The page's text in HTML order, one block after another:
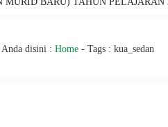
Anda disini : Home - Tags : kua_sedan